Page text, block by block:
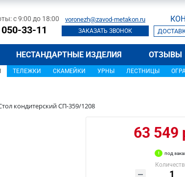
с 9:00 до 18:00
33-11
voronezh@zavod-metakon.ru
ЗАКАЗАТЬ ЗВОНОК
НЕСТАНДАРТНЫЕ ИЗДЕЛИЯ ОТЗЫВЫ
ТЕЛЕЖКИ СКАМЕЙКИ УРНЫ ЛЕСТНИЦЫ
кондитерский СП-359/1208
63 549
под